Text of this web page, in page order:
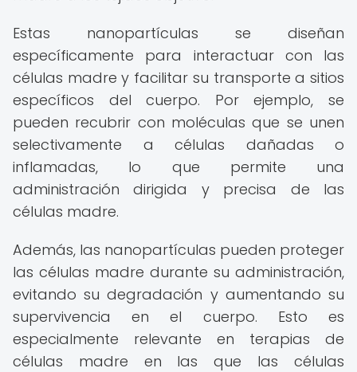
Estas nanopartículas se diseñan
específicamente para interactuar con las
células madre y facilitar su transporte a sitios
específicos del cuerpo. Por ejemplo, se
pueden recubrir con moléculas que se unen
selectivamente a células dañadas o
inflamadas, lo que permite una
administración dirigida y precisa de las
células madre.
Además, las nanopartículas pueden proteger
las células madre durante su administración,
evitando su degradación y aumentando su
supervivencia en el cuerpo. Esto es
especialmente relevante en terapias de
células madre en las que las células